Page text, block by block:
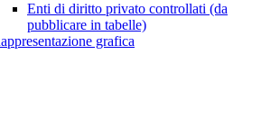
Enti di diritto privato controllati (da
pubblicare in tabelle)
grafica